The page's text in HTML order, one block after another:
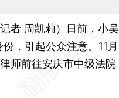
者 周凯莉） 日前，小
份，引起公众注意。11
师前往安庆市中级法